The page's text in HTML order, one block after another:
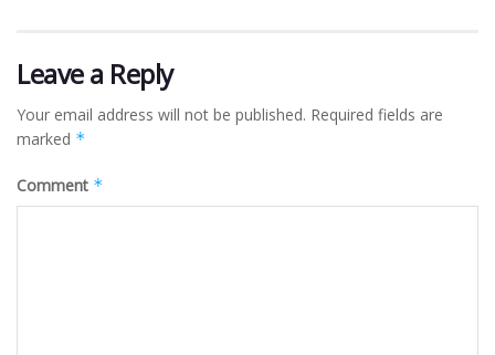
Leave a Reply
Your email address will not be published. Required fields are
marked *
Comment *